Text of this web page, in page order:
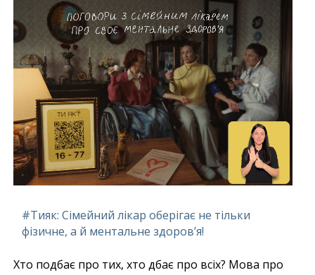
#Тияк: Сімейний лікар оберігає не тільки
фізичне, а й ментальне здоров’я!
Хто подбає про тих, хто дбає про всіх? Мова про